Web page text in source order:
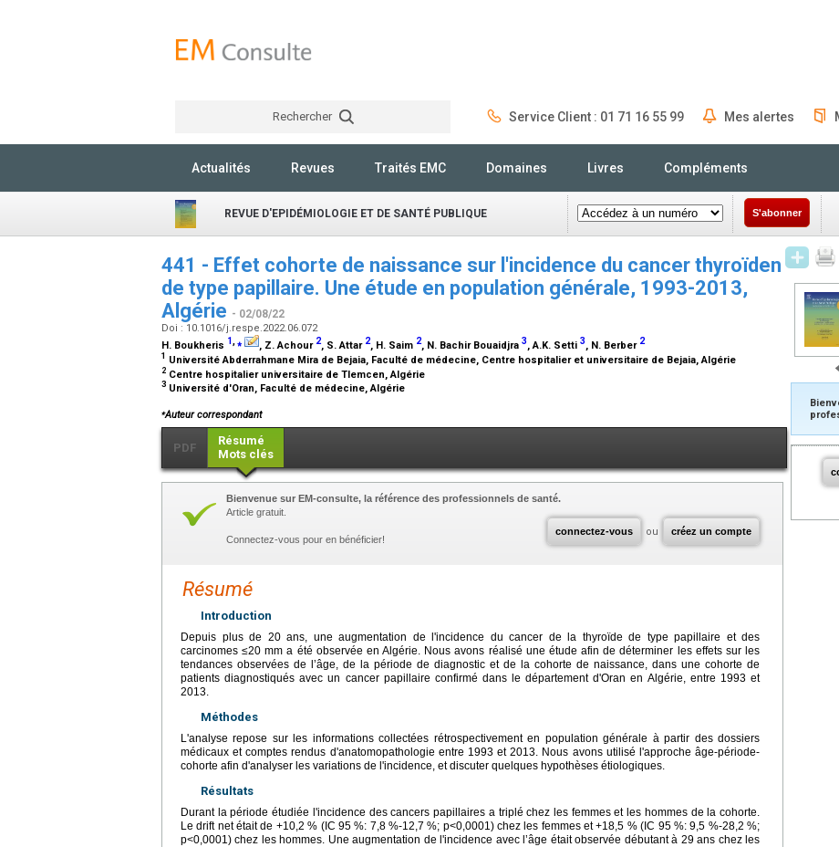
Rechercher Service Client : 01 71 16 55 99 Mes alertes
Actualités Revues Traités EMC Domaines Livres Compléments
REVUE D'EPIDÉMIOLOGIE ET DE SANTÉ PUBLIQUE S'abonner
441 - Effet cohorte de naissance sur l'incidence du cancer thyroïden
de type papillaire. Une étude en population générale, 1993-2013,
Algérie - 02/08/22
Doi : 10.1016/j.respe.2022.06.072
H. Boukheris 1,⁎ , Z. Achour 2, S. Attar 2, H. Saim 2, N. Bachir Bouaidjra 3, A.K. Setti 3, N. Berber 2
1 Université Abderrahmane Mira de Bejaia, Faculté de médecine, Centre hospitalier et universitaire de Bejaia, Algérie
2 Centre hospitalier universitaire de Tlemcen, Algérie
3 Université d'Oran, Faculté de médecine, Algérie
⁎Auteur correspondant
PDF
Résumé
Mots clés
connectez-vous ou créez un compte
Bienvenue sur EM-consulte, la référence des professionnels de santé.
Article gratuit.
Connectez-vous pour en bénéficier!
Résumé
Introduction
Depuis plus de 20 ans, une augmentation de l'incidence du cancer de la thyroïde de type papillaire et des
carcinomes ≤20 mm a été observée en Algérie. Nous avons réalisé une étude afin de déterminer les effets sur les
tendances observées de l’âge, de la période de diagnostic et de la cohorte de naissance, dans une cohorte de
patients diagnostiqués avec un cancer papillaire confirmé dans le département d'Oran en Algérie, entre 1993 et
2013.
Méthodes
L'analyse repose sur les informations collectées rétrospectivement en population générale à partir des dossiers
médicaux et comptes rendus d'anatomopathologie entre 1993 et 2013. Nous avons utilisé l'approche âge-période-
cohorte afin d'analyser les variations de l'incidence, et discuter quelques hypothèses étiologiques.
Résultats
Durant la période étudiée l'incidence des cancers papillaires a triplé chez les femmes et les hommes de la cohorte.
Le drift net était de +10,2 % (IC 95 %: 7,8 %-12,7 %; p<0,0001) chez les femmes et +18,5 % (IC 95 %: 9,5 %-28,2 %;
p<0,0001) chez les hommes. Une augmentation de l'incidence avec l’âge était observée débutant à 29 ans chez les